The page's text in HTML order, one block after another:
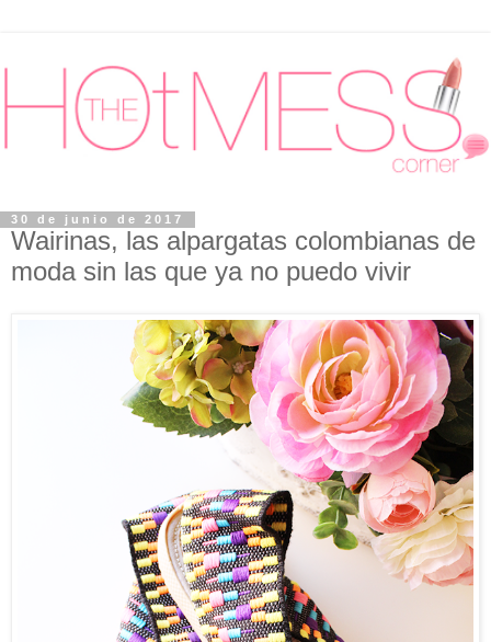
30 de junio de 2017
Wairinas, las alpargatas colombianas de
moda sin las que ya no puedo vivir